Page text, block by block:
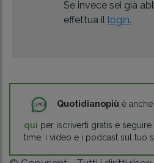
Se invece sei già
effettua il login.
Quotidianopiù è
qui per iscriverti gratis e
time, i video e i podcast sul tuo